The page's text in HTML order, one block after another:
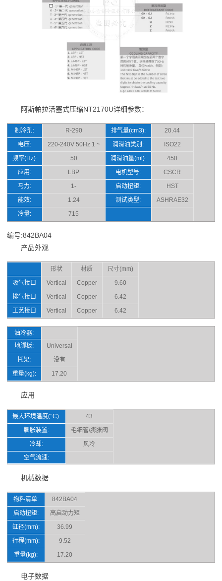
阿斯帕拉活塞式压缩NT2170U详细参数：
制冷剂: R-290 排气量(cm3):
20.44
电压:
220-240V 50Hz 1 ~ 润滑油类别:
ISO22
频率(Hz):
50 润滑油量(ml):
450
应用:
LBP 电机型号:
CSCR
马力:
1- 启动扭矩:
HST
能效:
1.24 测试类型:
ASHRAE32
冷量:
715
编号:842BA04
产品外观
形状 材质
尺寸(mm)
吸气接口
Vertical Copper
9.60
排气接口
Vertical Copper
6.42
工艺接口
Vertical Copper 6.42
油冷器:
地脚板:
Universal
托架:
没有
重量(kg):
17.20
应用
最大环境温度(°C):
43
膨胀装置:
毛细管/膨胀阀
冷却:
风冷
空气流速:
机械数据
物料清单:
842BA04
启动扭矩:
高启动力矩
缸径(mm):
36.99
行程(mm):
9.52
重量(kg):
17.20
电子数据